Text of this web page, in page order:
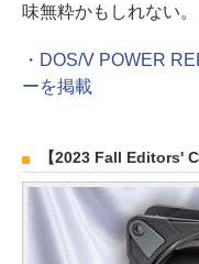
味無粋かもしれない。
・DOS/V POWER
ーを掲載
【2023 Fall Editors'